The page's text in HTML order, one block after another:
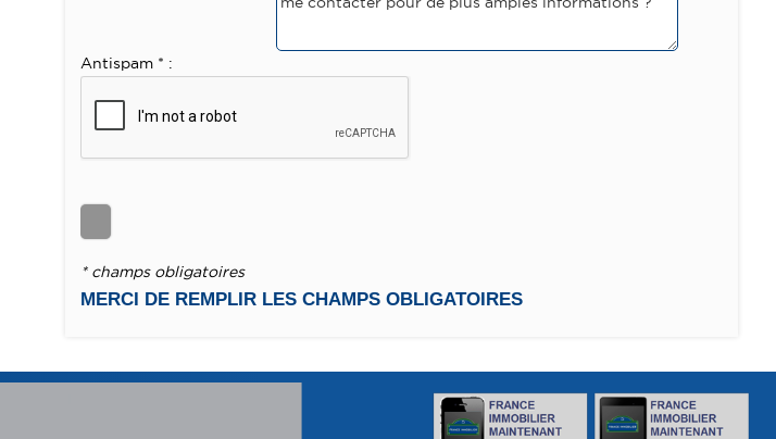
Antispam * :
* champs obligatoires
MERCI DE REMPLIR LES CHAMPS OBLIGATOIRES